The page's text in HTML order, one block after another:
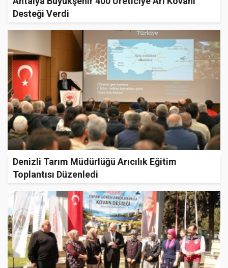
Desteği Verdi
Denizli Tarım Müdürlüğü Arıcılık Eğitim
Toplantısı Düzenledi